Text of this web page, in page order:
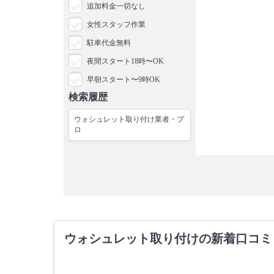
追加料金一切なし
女性スタッフ作業
駐車代金無料
夜間スタート18時〜OK
早朝スタート〜9時OK
検索履歴
ウォシュレット取り付け業者・プ
ロ
ウォシュレット取り付けの新着口コミ